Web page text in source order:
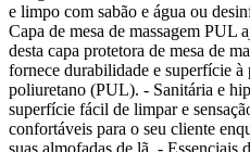
e limpo com sabão e água ou
Capa de mesa de massagem PUL
desta capa protetora de mesa de
fornece durabilidade e superfície
poliuretano (PUL). - Sanitária e
superfície fácil de limpar e
confortáveis para o seu cliente